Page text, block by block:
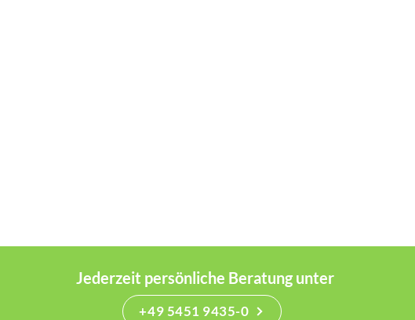
Jederzeit persönliche Beratung unter
+49 5451 9435-0